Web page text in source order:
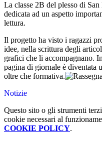
La classe 2B del plesso di
dedicata ad un aspetto
lettura.
Il progetto ha visto i ragazzi
idee, nella scrittura degli
grafici che li accompagnano.
pagina di giornale è diventata
oltre che formativa.
Notizie
Questo sito o gli strumenti
cookie necessari al
COOKIE POLICY.